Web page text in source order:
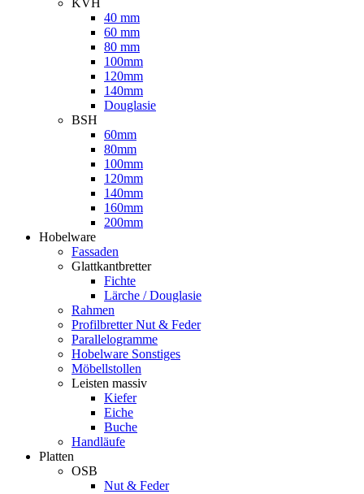
KVH
40 mm
60 mm
80 mm
100mm
120mm
140mm
Douglasie
BSH
60mm
80mm
100mm
120mm
140mm
160mm
200mm
Hobelware
Fassaden
Glattkantbretter
Fichte
Lärche / Douglasie
Rahmen
Profilbretter Nut & Feder
Parallelogramme
Hobelware Sonstiges
Möbellstollen
Leisten massiv
Kiefer
Eiche
Buche
Handläufe
Platten
OSB
Nut & Feder